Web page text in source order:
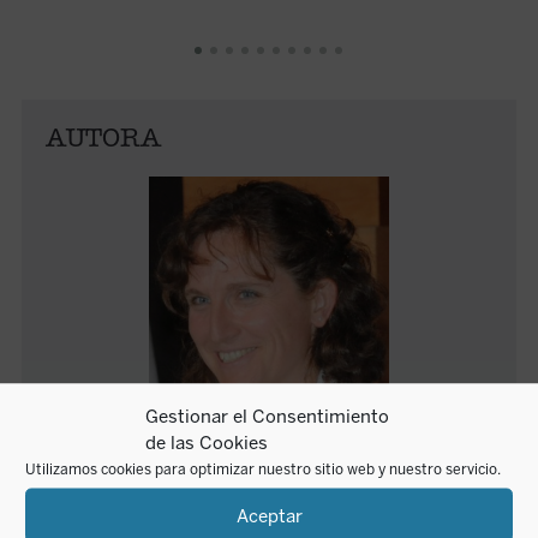
Gestionar el Consentimiento
de las Cookies
Utilizamos cookies para optimizar nuestro sitio web y nuestro servicio.
Aceptar
AUTORA
María Esther Gómez de Pedro
María Esther Gómez de Pedro es doctora en Filosofía